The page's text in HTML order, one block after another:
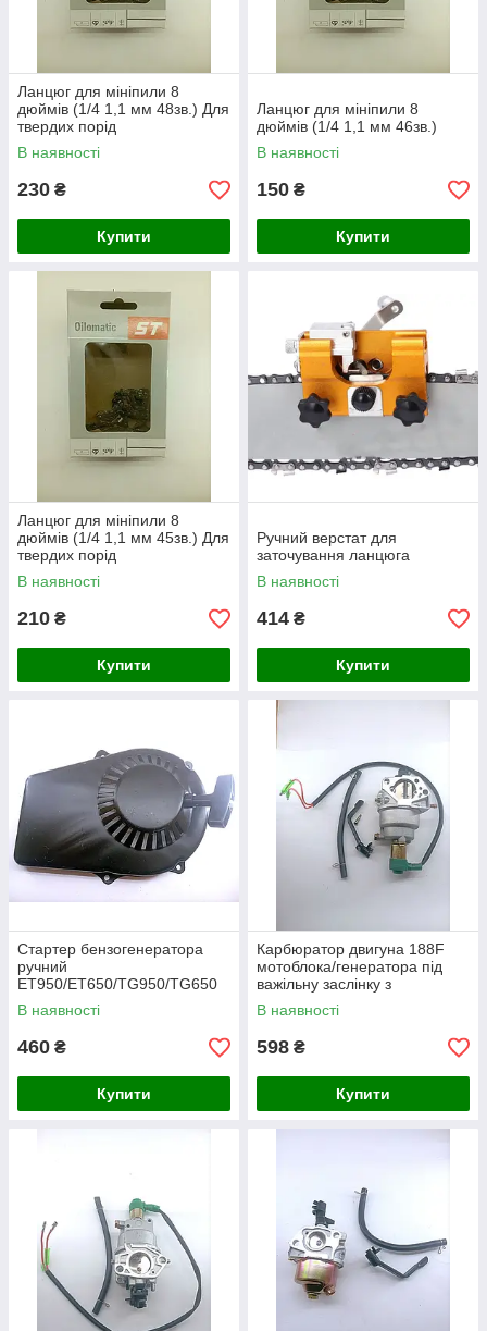
Ланцюг для мініпили 8
дюймів (1/4 1,1 мм 48зв.) Для
твердих порід
В наявності
230 ₴
Купити
Ланцюг для мініпили 8
дюймів (1/4 1,1 мм 46зв.)
В наявності
150 ₴
Купити
Ланцюг для мініпили 8
дюймів (1/4 1,1 мм 45зв.) Для
твердих порід
В наявності
210 ₴
Купити
Ручний верстат для
заточування ланцюга
В наявності
414 ₴
Купити
Стартер бензогенератора
ручний
ET950/ET650/TG950/TG650
для генераторів Einhell (0,8-
1,0 кВт).
В наявності
460 ₴
Купити
Карбюратор двигуна 188F
мотоблока/генератора під
важільну заслінку з
електроклапаном
В наявності
598 ₴
Купити